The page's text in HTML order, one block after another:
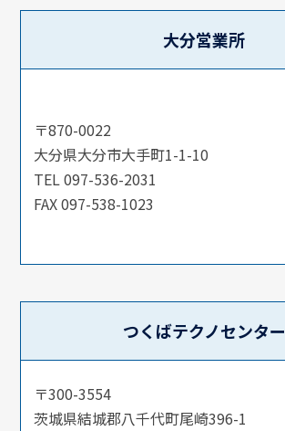
大分営業所
〒870-0022
大分県大分市大手町1-1-10
TEL 097-536-2031
FAX 097-538-1023
つくばテクノセンター
〒300-3554
茨城県結城郡八千代町尾崎396-1